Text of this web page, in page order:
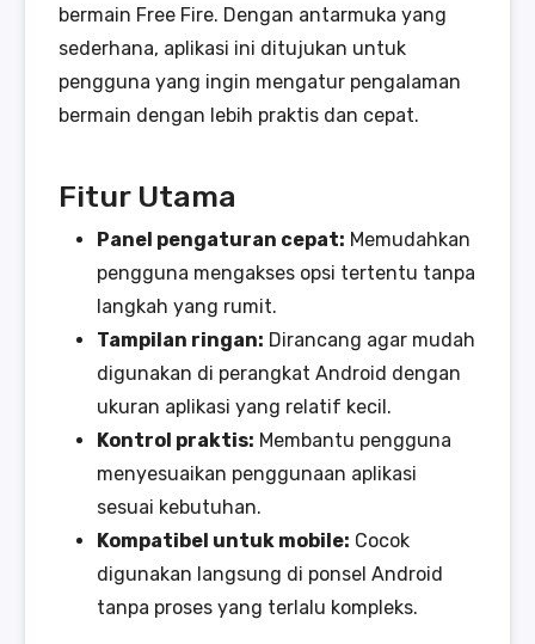
bermain Free Fire. Dengan antarmuka yang
sederhana, aplikasi ini ditujukan untuk
pengguna yang ingin mengatur pengalaman
bermain dengan lebih praktis dan cepat.
Fitur Utama
Panel pengaturan cepat: Memudahkan
pengguna mengakses opsi tertentu tanpa
langkah yang rumit.
Tampilan ringan: Dirancang agar mudah
digunakan di perangkat Android dengan
ukuran aplikasi yang relatif kecil.
Kontrol praktis: Membantu pengguna
menyesuaikan penggunaan aplikasi
sesuai kebutuhan.
Kompatibel untuk mobile: Cocok
digunakan langsung di ponsel Android
tanpa proses yang terlalu kompleks.